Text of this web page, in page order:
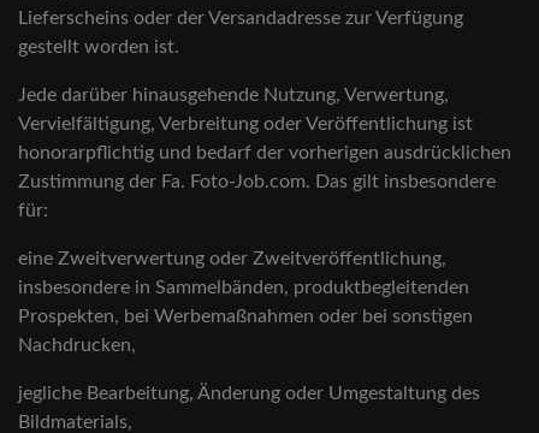
Lieferscheins oder der Versandadresse zur Verfügung
gestellt worden ist.
Jede darüber hinausgehende Nutzung, Verwertung,
Vervielfältigung, Verbreitung oder Veröffentlichung ist
honorarpflichtig und bedarf der vorherigen ausdrücklichen
Zustimmung der Fa. Foto-Job.com. Das gilt insbesondere
für:
eine Zweitverwertung oder Zweitveröffentlichung,
insbesondere in Sammelbänden, produktbegleitenden
Prospekten, bei Werbemaßnahmen oder bei sonstigen
Nachdrucken,
jegliche Bearbeitung, Änderung oder Umgestaltung des
Bildmaterials,